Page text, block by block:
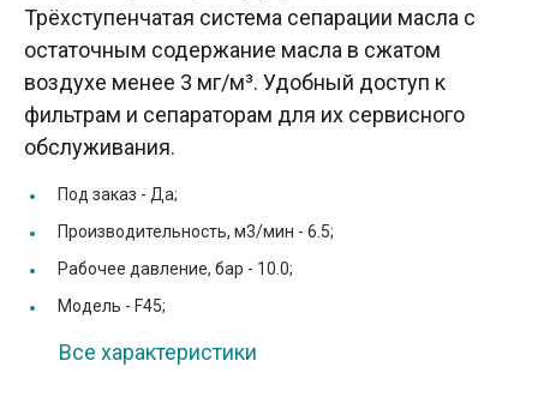
Трёхступенчатая система сепарации масла с
остаточным содержание масла в сжатом
воздухе менее 3 мг/м³. Удобный доступ к
фильтрам и сепараторам для их сервисного
обслуживания.
Под заказ - Да;
Производительность, м3/мин - 6.5;
Рабочее давление, бар - 10.0;
Модель - F45;
Все характеристики